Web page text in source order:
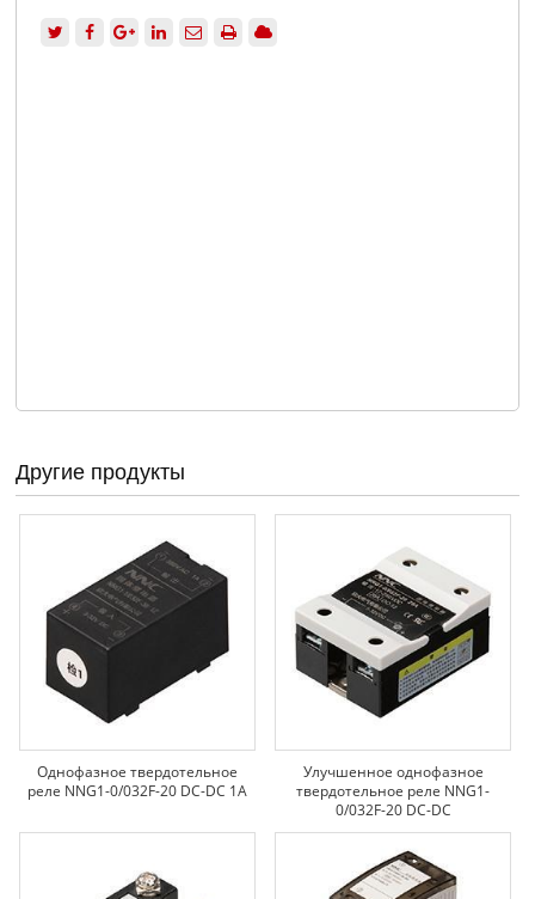
Другие продукты
Однофазное твердотельное
реле NNG1-0/032F-20 DC-DC 1A
Улучшенное однофазное
твердотельное реле NNG1-
0/032F-20 DC-DC